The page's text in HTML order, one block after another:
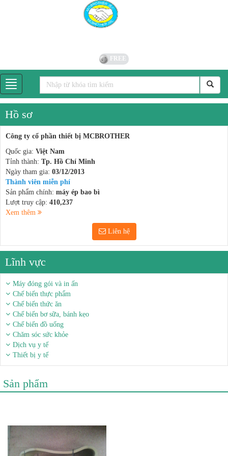
FREE
Hồ sơ
Công ty cổ phần thiết bị MCBROTHER
Quốc gia: Việt Nam
Tỉnh thành: Tp. Hồ Chí Minh
Ngày tham gia: 03/12/2013
Thành viên miễn phí
Sản phẩm chính: máy ép bao bì
Lượt truy cập: 410,237
Xem thêm
Liên hệ
Lĩnh vực
Máy đóng gói và in ấn
Chế biến thực phẩm
Chế biến thức ăn
Chế biến bơ sữa, bánh kẹo
Chế biến đồ uống
Chăm sóc sức khỏe
Dịch vụ y tế
Thiết bị y tế
Sản phẩm